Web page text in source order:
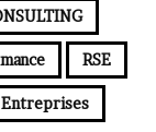
RSE